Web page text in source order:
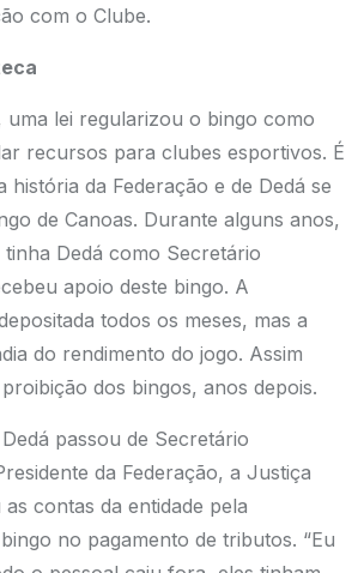
com o Clube.
uma lei regularizou o bingo como
recursos para clubes esportivos. É
história da Federação e de Dedá se
de Canoas. Durante alguns anos,
Dedá como Secretário
apoio deste bingo. A
todos os meses, mas a
do rendimento do jogo. Assim
dos bingos, anos depois.
passou de Secretário
da Federação, a Justiça
contas da entidade pela
no pagamento de tributos. “Eu